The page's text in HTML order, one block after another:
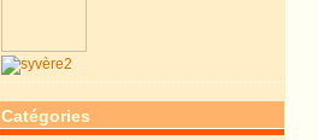
Catégories